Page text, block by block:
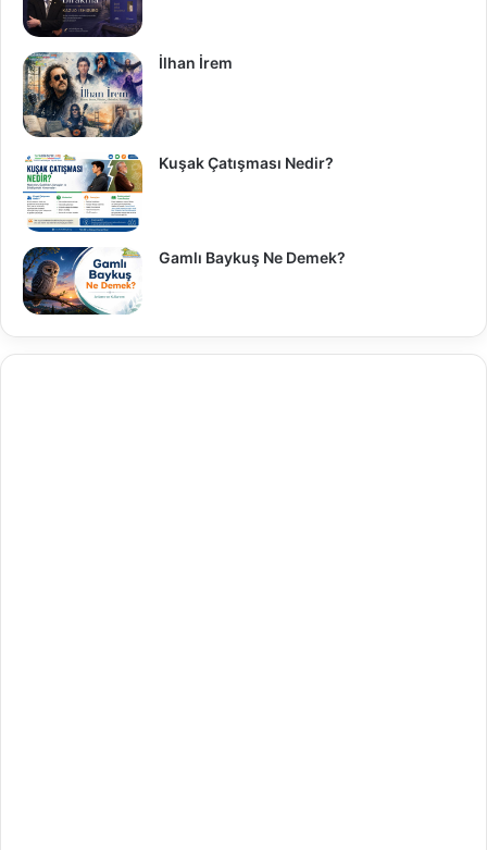
İlhan İrem
Kuşak Çatışması Nedir?
Gamlı Baykuş Ne Demek?